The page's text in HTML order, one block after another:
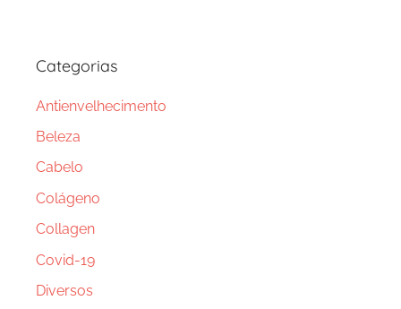
Categorias
Antienvelhecimento
Beleza
Cabelo
Colágeno
Collagen
Covid-19
Diversos